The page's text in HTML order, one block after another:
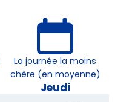
La journée la moins
chère (en moyenne)
Jeudi